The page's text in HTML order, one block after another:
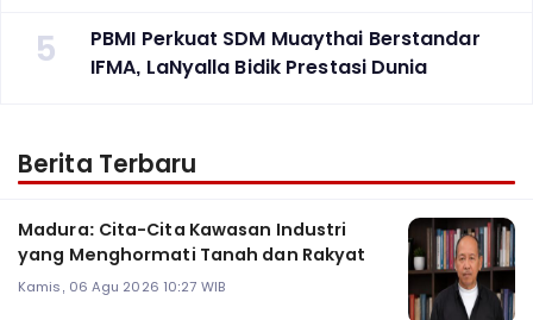
5
PBMI Perkuat SDM Muaythai Berstandar
IFMA, LaNyalla Bidik Prestasi Dunia
Berita Terbaru
Madura: Cita-Cita Kawasan Industri
yang Menghormati Tanah dan Rakyat
Kamis, 06 Agu 2026 10:27 WIB